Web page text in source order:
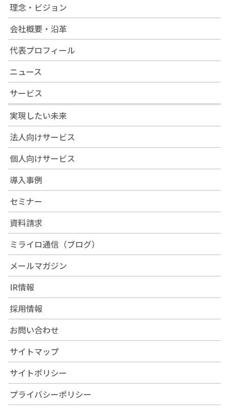
理念・ビジョン
会社概要・沿革
代表プロフィール
ニュース
サービス
実現したい未来
法人向けサービス
個人向けサービス
導入事例
セミナー
資料請求
ミライロ通信（ブログ）
メールマガジン
IR情報
採用情報
お問い合わせ
サイトマップ
サイトポリシー
プライバシーポリシー